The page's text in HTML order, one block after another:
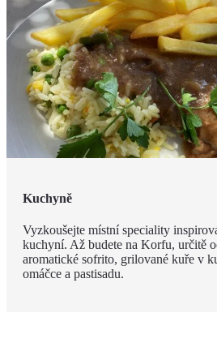
Kuchyně
Vyzkoušejte místní speciality
kuchyní. Až budete na Korfu, určitě
aromatické sofrito, grilované kuře v
omáčce a pastisadu.